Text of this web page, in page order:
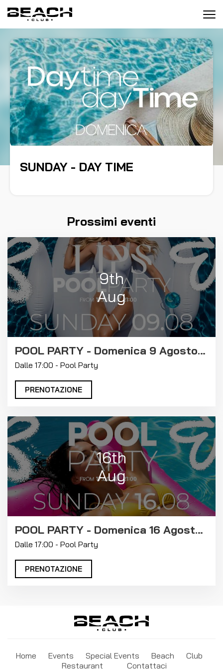
SUNDAY - DAY TIME
Prossimi eventi
9th
Aug
POOL PARTY - Domenica 9 Agosto 2026
Dalle 17:00 - Pool Party
PRENOTAZIONE
16th
Aug
POOL PARTY - Domenica 16 Agosto 2026
Dalle 17:00 - Pool Party
PRENOTAZIONE
Home Events Special Events Beach
Club
Restaurant
Contattaci